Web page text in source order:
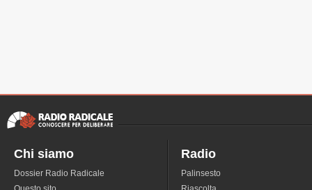
Chi siamo
Dossier Radio Radicale
Radio
Palinsesto